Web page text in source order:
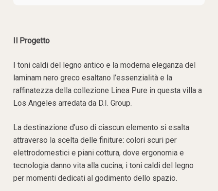
Il Progetto
I toni caldi del legno antico e la moderna eleganza del
laminam nero greco esaltano l’essenzialità e la
raffinatezza della collezione Linea Pure in questa villa a
Los Angeles arredata da D.I. Group.
La destinazione d’uso di ciascun elemento si esalta
attraverso la scelta delle finiture: colori scuri per
elettrodomestici e piani cottura, dove ergonomia e
tecnologia danno vita alla cucina; i toni caldi del legno
per momenti dedicati al godimento dello spazio.